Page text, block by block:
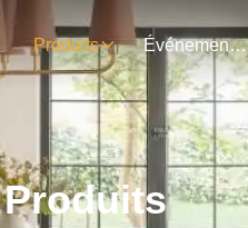
Produits Événements